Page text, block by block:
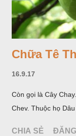
Chữa Tê
16.9.17
Còn gọi là Cây
Chev. Thuộc họ
CHIA SẺ